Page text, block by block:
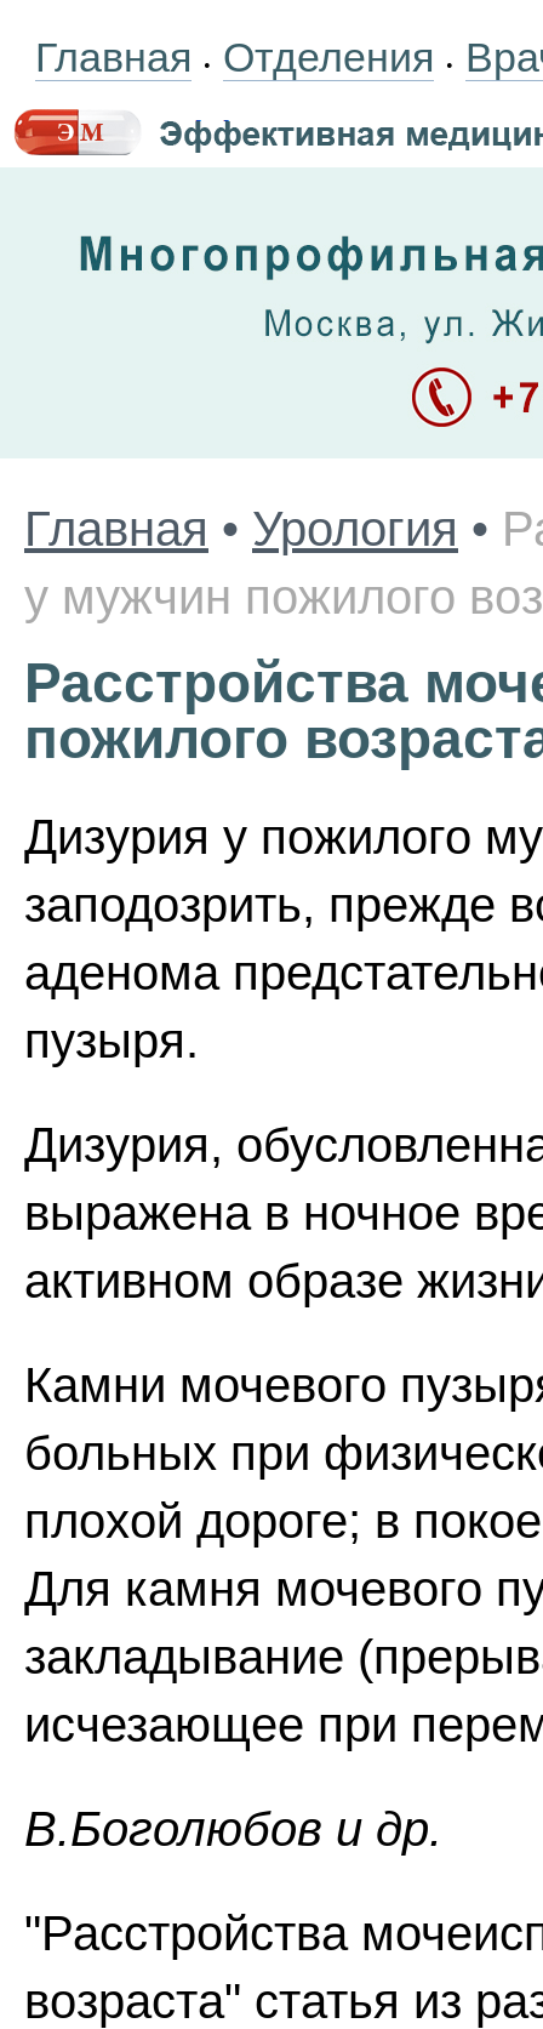
Главная • Отделения •
Главная • Урология •
у мужчин пожилого
Расстройства
пожилого
Дизурия у пожилого
заподозрить, прежде
аденома
пузыря.
Дизурия,
выражена в ночное
активном образе
Камни мочевого
больных при
плохой дороге; в
Для камня мочевого
закладывание
исчезающее при
В.Боголюбов и др.
"Расстройства
возраста" статья из